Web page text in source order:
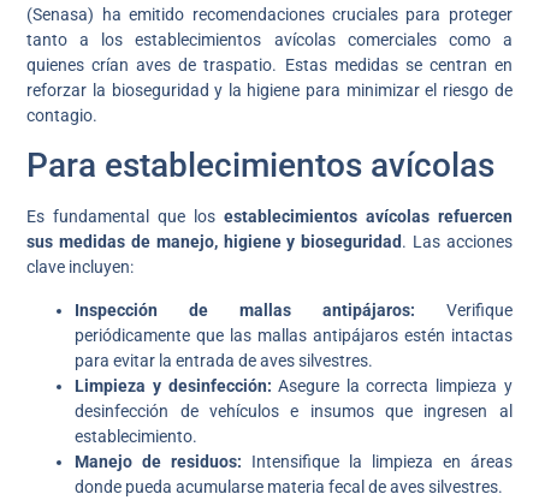
(Senasa) ha emitido recomendaciones cruciales para proteger
tanto a los establecimientos avícolas comerciales como a
quienes crían aves de traspatio. Estas medidas se centran en
reforzar la bioseguridad y la higiene para minimizar el riesgo de
contagio.
Para establecimientos avícolas
Es fundamental que los establecimientos avícolas refuercen
sus medidas de manejo, higiene y bioseguridad. Las acciones
clave incluyen:
Inspección de mallas antipájaros: Verifique
periódicamente que las mallas antipájaros estén intactas
para evitar la entrada de aves silvestres.
Limpieza y desinfección: Asegure la correcta limpieza y
desinfección de vehículos e insumos que ingresen al
establecimiento.
Manejo de residuos: Intensifique la limpieza en áreas
donde pueda acumularse materia fecal de aves silvestres.